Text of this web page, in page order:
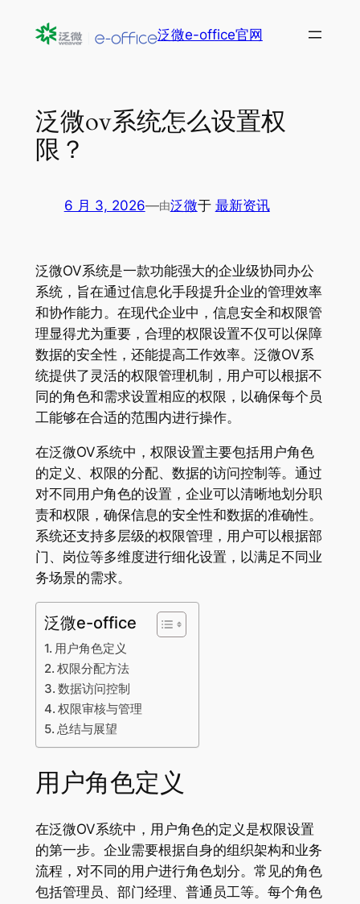
泛微e-office官网
泛微ov系统怎么设置权
限？
6 月 3, 2026—由泛微于 最新资讯
泛微OV系统是一款功能强大的企业级协同办公
系统，旨在通过信息化手段提升企业的管理效率
和协作能力。在现代企业中，信息安全和权限管
理显得尤为重要，合理的权限设置不仅可以保障
数据的安全性，还能提高工作效率。泛微OV系
统提供了灵活的权限管理机制，用户可以根据不
同的角色和需求设置相应的权限，以确保每个员
工能够在合适的范围内进行操作。
在泛微OV系统中，权限设置主要包括用户角色
的定义、权限的分配、数据的访问控制等。通过
对不同用户角色的设置，企业可以清晰地划分职
责和权限，确保信息的安全性和数据的准确性。
系统还支持多层级的权限管理，用户可以根据部
门、岗位等多维度进行细化设置，以满足不同业
务场景的需求。
泛微e-office
用户角色定义
权限分配方法
数据访问控制
权限审核与管理
总结与展望
用户角色定义
在泛微OV系统中，用户角色的定义是权限设置
的第一步。企业需要根据自身的组织架构和业务
流程，对不同的用户进行角色划分。常见的角色
包括管理员、部门经理、普通员工等。每个角色